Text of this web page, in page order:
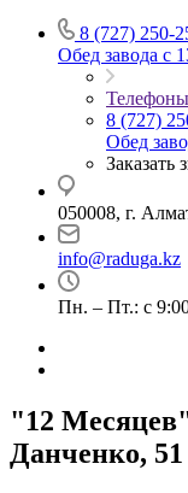
8 (727) 250-
Обед завода с
Телефоны
8 (727)
Обед
Заказать
050008, г.
info@raduga.kz
Пн. – Пт.: с
"12
Данченко, 51